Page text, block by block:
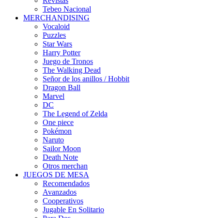
Tebeo Nacional
MERCHANDISING
Vocaloid
Puzzles
Star Wars
Harry Potter
Juego de Tronos
The Walking Dead
Señor de los anillos / Hobbit
Dragon Ball
Marvel
DC
The Legend of Zelda
One piece
Pokémon
Naruto
Sailor Moon
Death Note
Otros merchan
JUEGOS DE MESA
Recomendados
Avanzados
Cooperativos
Jugable En Solitario